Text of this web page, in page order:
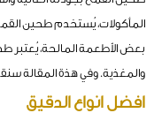
المأكولات، يُستخدم طحين
بعض الأطعمة المالحة، يُعتبر
والمغذية. وفي هذة المقالة
افضل انواع الدقيق